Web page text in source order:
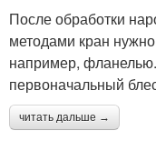
После обработки
методами кран
например,
первоначальный
читать дальше →